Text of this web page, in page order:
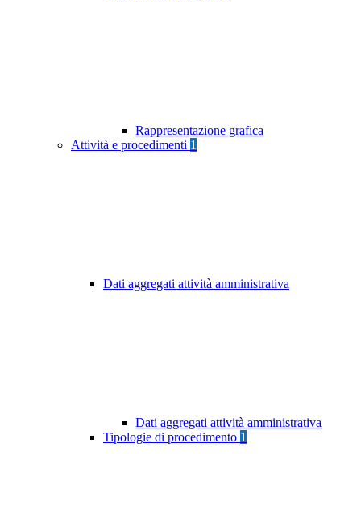
Rappresentazione grafica
Attività e procedimenti 1
Dati aggregati attività amministrativa
Dati aggregati attività amministrativa
Tipologie di procedimento 1